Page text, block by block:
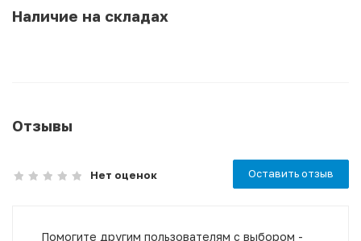
Наличие на складах
Отзывы
Нет оценок Оставить отзыв
Помогите другим пользователям с выбором -